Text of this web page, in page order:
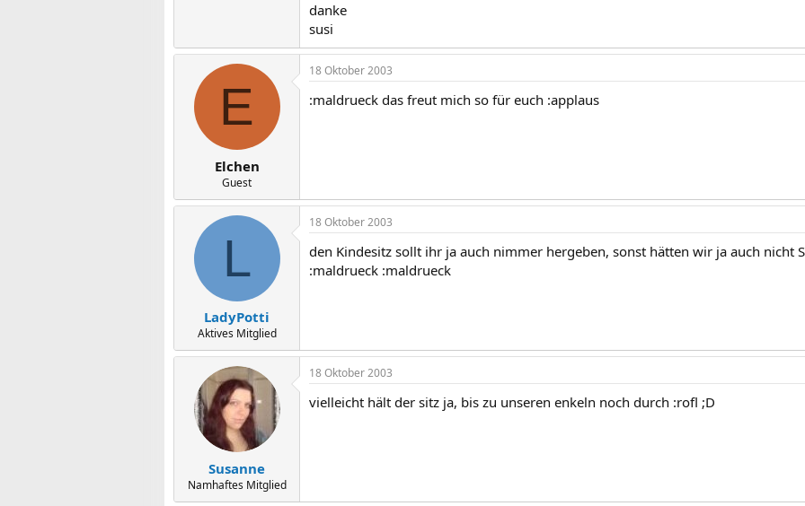
danke
susi
E
Elchen
Guest
18 Oktober 2003
:maldrueck das freut mich so für euch :applaus
L
LadyPotti
Aktives Mitglied
18 Oktober 2003
den Kindesitz sollt ihr ja auch nimmer hergeben, sonst hätten wir ja auch nicht
:maldrueck :maldrueck
Susanne
Namhaftes Mitglied
18 Oktober 2003
vielleicht hält der sitz ja, bis zu unseren enkeln noch durch :rofl ;D